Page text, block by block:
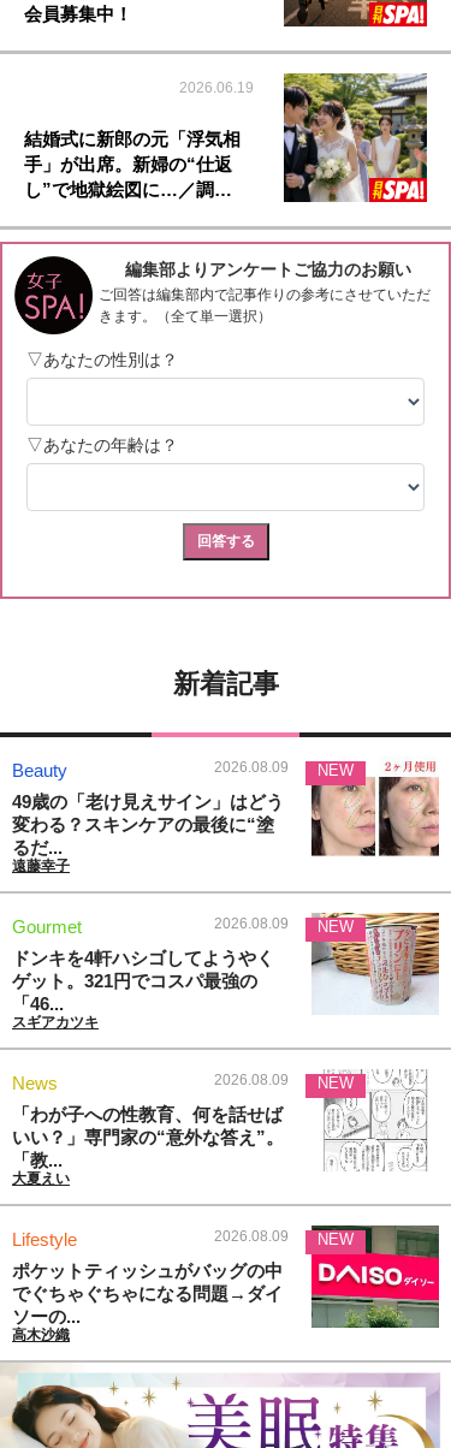
会員募集中！
2026.06.19
結婚式に新郎の元「浮気相
手」が出席。新婦の“仕返
し”で地獄絵図に…／調…
新着記事
Beauty 2026.08.09
49歳の「老け見えサイン」はどう
変わる？スキンケアの最後に“塗
るだ...
遠藤幸子
NEW
Gourmet 2026.08.09
ドンキを4軒ハシゴしてようやく
ゲット。321円でコスパ最強の
「46...
スギアカツキ
NEW
News 2026.08.09
「わが子への性教育、何を話せば
いい？」専門家の“意外な答え”。
「教...
大夏えい
NEW
Lifestyle 2026.08.09
ポケットティッシュがバッグの中
でぐちゃぐちゃになる問題→ダイ
ソーの...
高木沙織
NEW